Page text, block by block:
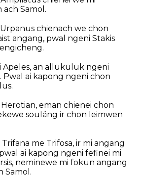
Samol.
chienach we chon
angang, pwal ngeni Stakis
Apeles, an allükülük ngeni
Pwal ai kapong ngeni chon
eman chienei chon
souläng ir chon leimwen
me Trifosa, ir mi angang
ai kapong ngeni fefinei mi
neminewe mi fokun angang
Samol.